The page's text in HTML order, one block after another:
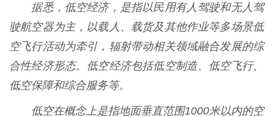
据悉，低空经济，是指以民用有人驾驶和无人驾
驶航空器为主，以载人、载货及其他作业等多场景低
空飞行活动为牵引，辐射带动相关领域融合发展的综
合性经济形态。低空经济包括低空制造、低空飞行、
低空保障和综合服务等。
低空在概念上是指地面垂直范围1000米以内的空